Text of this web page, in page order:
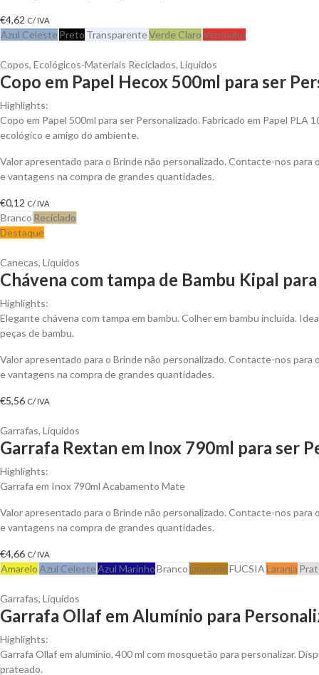
€4,62 C/ IVA
Azul Celeste Preto TransparenteVerde ClaroVermelho
Copos, Ecológicos-Materiais Reciclados, Líquidos
Copo em Papel Hecox 500ml para ser
Highlights:
Copo em Papel 500ml para ser Personalizado. Fabricado em Papel PLA
ecológico e amigo do ambiente.
Valor apresentado para o Brinde não personalizado. Contacte-nos para
e vantagens na compra de grandes quantidades.
€0,12 C/ IVA
Branco Reciclado
Destaque
Canecas, Líquidos
Chávena com tampa de Bambu Kipal
Highlights:
Elegante chávena com tampa em bambu. Colher em bambu incluída.
peças de bambu.
Valor apresentado para o Brinde não personalizado. Contacte-nos para
e vantagens na compra de grandes quantidades.
€5,56 C/ IVA
Garrafas, Líquidos
Garrafa Rextan em Inox 790ml para ser
Highlights:
Garrafa em Inox 790ml Acabamento Mate
Valor apresentado para o Brinde não personalizado. Contacte-nos para
e vantagens na compra de grandes quantidades.
€4,66 C/ IVA
AmareloAzul CelesteAzul MarinhoBranco DouradoFUCSIALaranja
Garrafas, Líquidos
Garrafa Ollaf em Alumínio para
Highlights:
Garrafa Ollaf em alumínio, 400 ml com mosquetão para personalizar.
prateado.